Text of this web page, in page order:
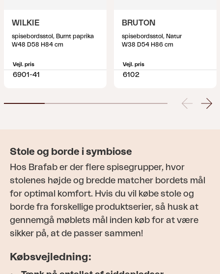
WILKIE
spisebordsstol, Burnt paprika
W48 D58 H84 cm
Vejl. pris
6901-41
BRUTON
spisebordsstol, Natur
W38 D54 H86 cm
Vejl. pris
6102
Stole og borde i symbiose
Hos Brafab er der flere spisegrupper, hvor
stolenes højde og bredde matcher bordets mål
for optimal komfort. Hvis du vil købe stole og
borde fra forskellige produktserier, så husk at
gennemgå møblets mål inden køb for at være
sikker på, at de passer sammen!
Købsvejledning: